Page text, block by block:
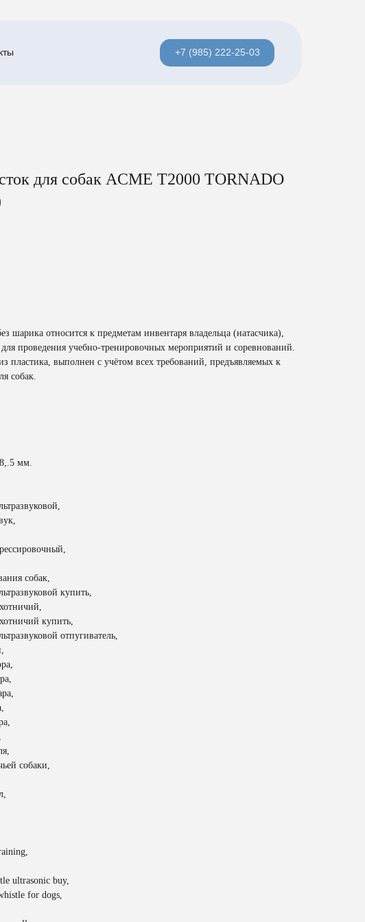
+7 (985) 222-25-03
для собак ACME T2000 TORNADO
шарика относится к предметам инвентаря владельца (натасчика),
проведения учебно-тренировочных мероприятий и соревнований.
пластика, выполнен с учётом всех требований, предъявляемых к
собак.
мм.
собак,
купить,
купить,
отпугиватель,
собаки,
ultrasonic buy,
for dogs,